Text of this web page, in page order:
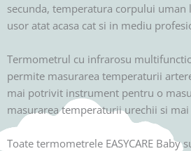
secunda, temperatura corpului
usor atat acasa cat si in mediu
Termometrul cu infrarosu
permite masurarea temperaturii
mai potrivit instrument pentru o
masurarea temperaturii urechii si
Toate termometrele EASYCARE